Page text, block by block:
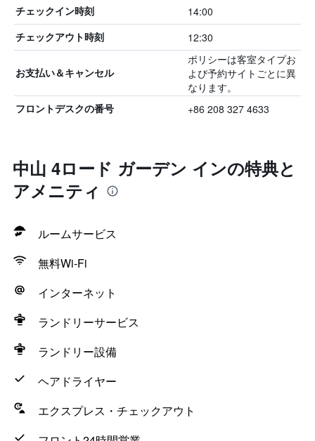
チェックイン時刻 14:00
チェックアウト時刻 12:30
お支払い＆キャンセル
ポリシーは客室タイプお
よび予約サイトごとに異
なります。
フロントデスクの番号 +86 208 327 4633
中山 4ロード ガーデン インの特典と
アメニティ
ルームサービス
無料Wi-Fi
インターネット
ランドリーサービス
ランドリー設備
ヘアドライヤー
エクスプレス・チェックアウト